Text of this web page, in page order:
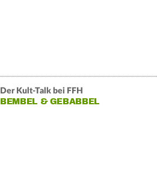
Der Kult-Talk bei FFH
BEMBEL & GEBABBEL